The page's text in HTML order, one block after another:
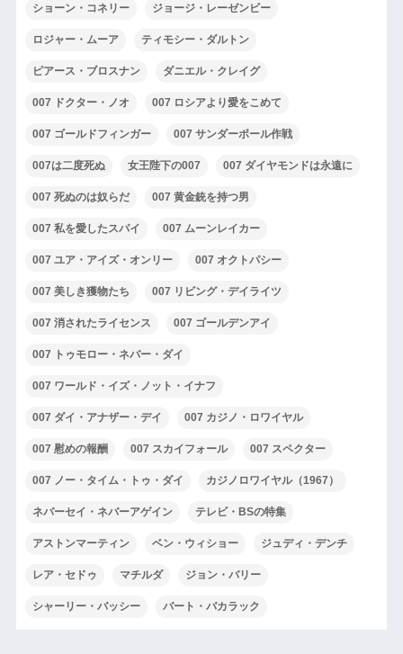
ショーン・コネリー ジョージ・レーゼンビー
ロジャー・ムーア ティモシー・ダルトン
ピアース・ブロスナン ダニエル・クレイグ
007 ドクター・ノオ 007 ロシアより愛をこめて
007 ゴールドフィンガー 007 サンダーボール作戦
007は二度死ぬ 女王陛下の007 007 ダイヤモンドは永遠に
007 死ぬのは奴らだ 007 黄金銃を持つ男
007 私を愛したスパイ 007 ムーンレイカー
007 ユア・アイズ・オンリー 007 オクトパシー
007 美しき獲物たち 007 リビング・デイライツ
007 消されたライセンス 007 ゴールデンアイ
007 トゥモロー・ネバー・ダイ
007 ワールド・イズ・ノット・イナフ
007 ダイ・アナザー・デイ 007 カジノ・ロワイヤル
007 慰めの報酬 007 スカイフォール 007 スペクター
007 ノー・タイム・トゥ・ダイ カジノロワイヤル（1967）
ネバーセイ・ネバーアゲイン テレビ・BSの特集
アストンマーティン ベン・ウィショー ジュディ・デンチ
レア・セドゥ マチルダ ジョン・バリー
シャーリー・バッシー バート・バカラック